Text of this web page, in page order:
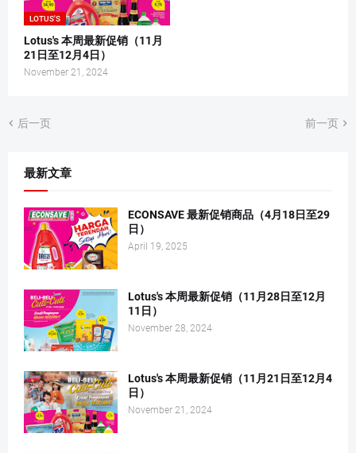
LOTUS'S
Lotus's 本周最新促销（11月
21日至12月4日）
November 21, 2024
后一页 前一页
最新文章
ECONSAVE 最新促销商品（4月18日至29
日）
April 19, 2025
Lotus's 本周最新促销（11月28日至12月
11日）
November 28, 2024
Lotus's 本周最新促销（11月21日至12月4
日）
November 21, 2024